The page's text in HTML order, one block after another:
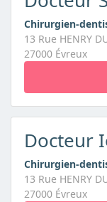
Chirurgien-
13 Rue HENRY
27000 Évreux
Docteur
Chirurgien-
13 Rue HENRY
27000 Évreux